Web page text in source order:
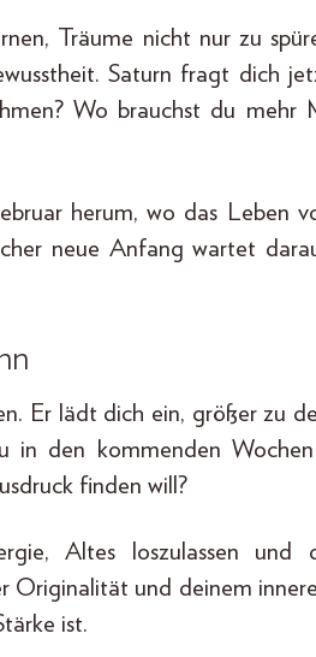
Träume nicht nur zu
Saturn fragt dich
Wo brauchst du mehr
herum, wo das Leben
neue Anfang wartet
Er lädt dich ein, größer zu
den kommenden
finden will?
Altes loszulassen und
und deinem
ist.